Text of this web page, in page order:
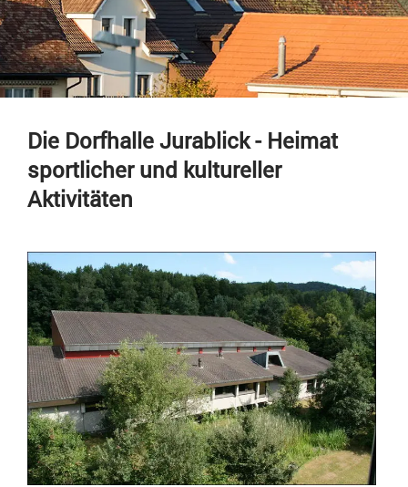
Die Dorfhalle Jurablick - Heimat
sportlicher und kultureller
Aktivitäten